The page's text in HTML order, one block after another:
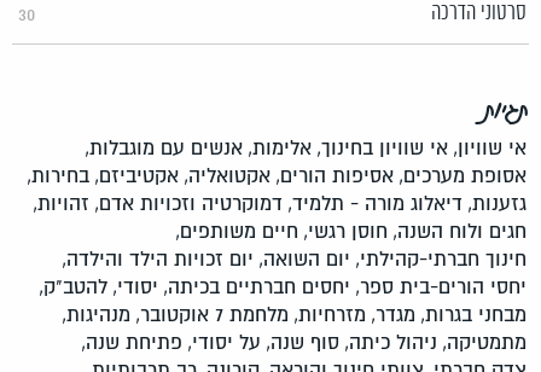
סרטוני הדרכה 30
תגיות
אי שוויון, אי שוויון בחינוך, אלימות, אנשים עם מוגבלות,
אסופת מערכים, אסיפות הורים, אקטואליה, אקטיביזם, בחירות,
גזענות, דיאלוג מורה - תלמיד, דמוקרטיה וזכויות אדם, זהויות,
חגים ולוח השנה, חוסן רגשי, חיים משותפים,
חינוך חברתי-קהילתי, יום השואה, יום זכויות הילד והילדה,
יחסי הורים-בית ספר, יחסים חברתיים בכיתה, יסודי, להטב"ק,
מבחני בגרות, מגדר, מזרחיות, מלחמת 7 אוקטובר,
מנהיגות,
מתמטיקה, ניהול כיתה, סוף שנה, על יסודי, פתיחת שנה,